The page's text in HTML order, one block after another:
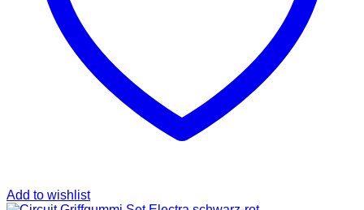
Add to wishlist